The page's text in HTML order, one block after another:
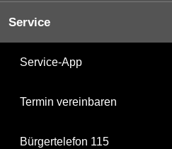
Service
Service-App
Termin vereinbaren
Bürgertelefon 115